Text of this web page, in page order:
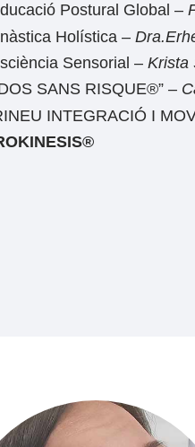
Postural Global –
Holística –
Sensorial – Krista
SANS RISQUE®” –
INTEGRACIÓ I